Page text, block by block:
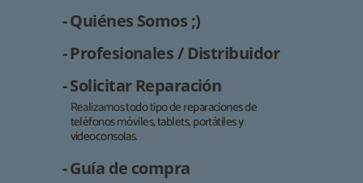
- Quiénes Somos ;)
- Profesionales / Distribuidor
- Solicitar Reparación
Realizamos todo tipo de reparaciones de
teléfonos móviles, tablets, portátiles y
videoconsolas.
- Guía de compra
Responsable:
Finalidad: